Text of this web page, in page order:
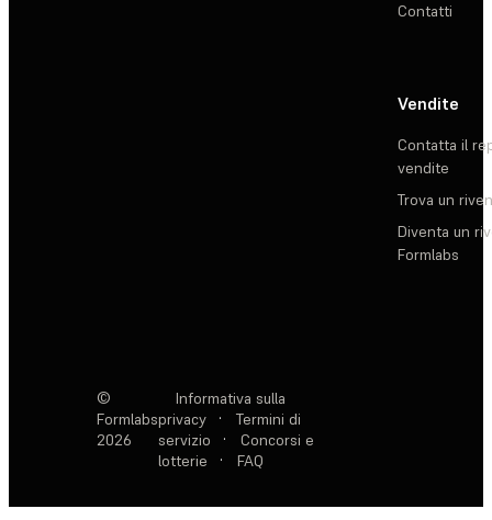
Contatti
Vendite
Contatta il
vendite
Trova un
Diventa un
Formlabs
©
Formlabs
2026
Informativa sulla
privacy
·
Termini di
servizio
·
Concorsi e
lotterie
· FAQ